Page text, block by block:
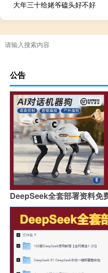
大年三十给姥爷磕头好不好
公告
DeepSeek全套部署资料免